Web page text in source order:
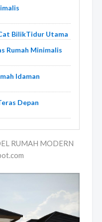
BilikTidur Utama
Rumah Minimalis
Idaman
Depan
RUMAH MODERN